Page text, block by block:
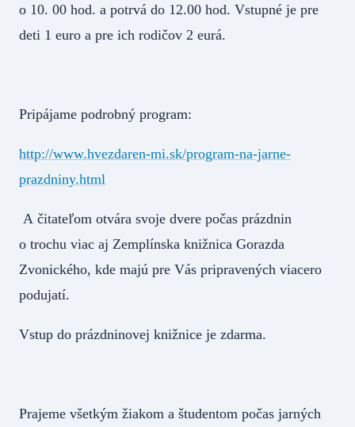
o 10. 00 hod. a potrvá do 12.00 hod. Vstupné je pre
deti 1 euro a pre ich rodičov 2 eurá.
Pripájame podrobný program:
http://www.hvezdaren-mi.sk/program-na-jarne-
prazdniny.html
A čitateľom otvára svoje dvere počas prázdnin
o trochu viac aj Zemplínska knižnica Gorazda
Zvonického, kde majú pre Vás pripravených viacero
podujatí.
Vstup do prázdninovej knižnice je zdarma.
Prajeme všetkým žiakom a študentom počas jarných